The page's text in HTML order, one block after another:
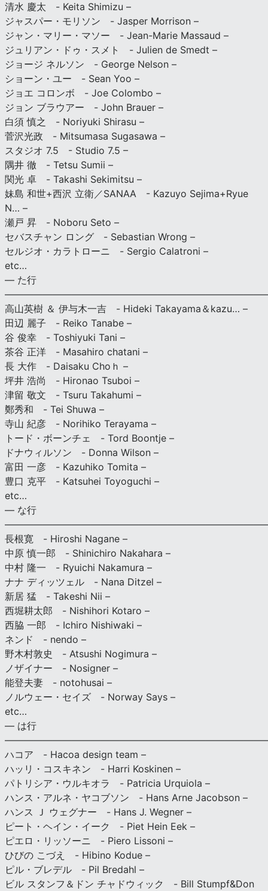
清水 慶太 - Keita Shimizu –
ジャスパー・モリソン - Jasper Morrison –
ジャン・マリー・マソー - Jean-Marie Massaud –
ジュリアン・ドゥ・スメト - Julien de Smedt –
ジョージ ネルソン - George Nelson –
ショーン・ユー - Sean Yoo –
ジョエ コロンボ - Joe Colombo –
ジョン ブラウアー - John Brauer –
白須 慎之 - Noriyuki Shirasu –
菅沢光政 - Mitsumasa Sugasawa –
スタジオ 7.5 - Studio 7.5 –
隅井 徹 - Tetsu Sumii –
関光 卓 - Takashi Sekimitsu –
妹島 和世+西沢 立衛／SANAA - Kazuyo Sejima+Ryue
N… –
瀬戸 昇 - Noboru Seto –
セバスチャン ロング - Sebastian Wrong –
セルジオ・カラトローニ - Sergio Calatroni –
etc…
— た行
高山英樹 ＆ 伊与木一吉 - Hideki Takayama＆kazu… –
田辺 麗子 - Reiko Tanabe –
谷 俊幸 - Toshiyuki Tani –
茶谷 正洋 - Masahiro chatani –
長 大作 - Daisaku Choｈ –
坪井 浩尚 - Hironao Tsuboi –
津留 敬文 - Tsuru Takahumi –
鄭秀和 - Tei Shuwa –
寺山 紀彦 - Norihiko Terayama –
トード・ボーンチェ - Tord Boontje –
ドナウィルソン - Donna Wilson –
富田 一彦 - Kazuhiko Tomita –
豊口 克平 - Katsuhei Toyoguchi –
etc…
— な行
長根寛 - Hiroshi Nagane –
中原 慎一郎 - Shinichiro Nakahara –
中村 隆一 - Ryuichi Nakamura –
ナナ ディッツェル - Nana Ditzel –
新居 猛 - Takeshi Nii –
西堀耕太郎 - Nishihori Kotaro –
西脇 一郎 - Ichiro Nishiwaki –
ネンド - nendo –
野木村敦史 - Atsushi Nogimura –
ノザイナー - Nosigner –
能登夫妻 - notohusai –
ノルウェー・セイズ - Norway Says –
etc…
— は行
ハコア - Hacoa design team –
ハッリ・コスキネン - Harri Koskinen –
パトリシア・ウルキオラ - Patricia Urquiola –
ハンス・アルネ・ヤコブソン - Hans Arne Jacobson –
ハンス Ｊ ウェグナー - Hans J. Wegner –
ピート・ヘイン・イーク - Piet Hein Eek –
ピエロ・リッソーニ - Piero Lissoni –
ひびの こづえ - Hibino Kodue –
ピル・ブレデル - Pil Bredahl –
ビル スタンフ＆ドン チャドウィック - Bill Stumpf&Don